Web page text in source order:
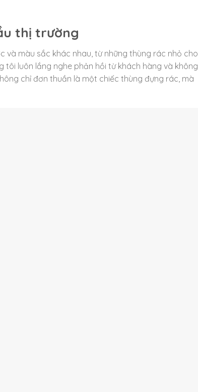
thị trường
và màu sắc khác nhau, từ những thùng rác nhỏ cho
tôi luôn lắng nghe phản hồi từ khách hàng và không
chỉ đơn thuần là một chiếc thùng đựng rác, mà